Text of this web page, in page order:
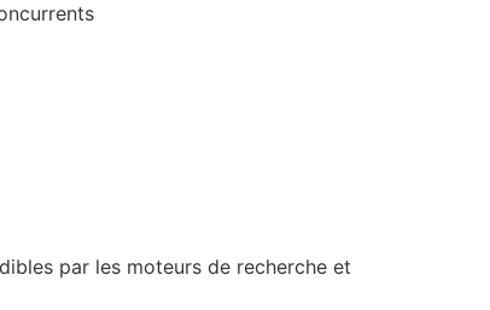
par les moteurs de recherche et